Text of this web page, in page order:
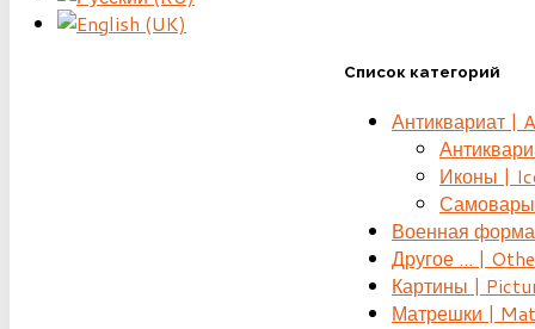
Список категорий
Антиквариат |
Иконы |
Военная
Другое ... |
Картины |
Матрешки |